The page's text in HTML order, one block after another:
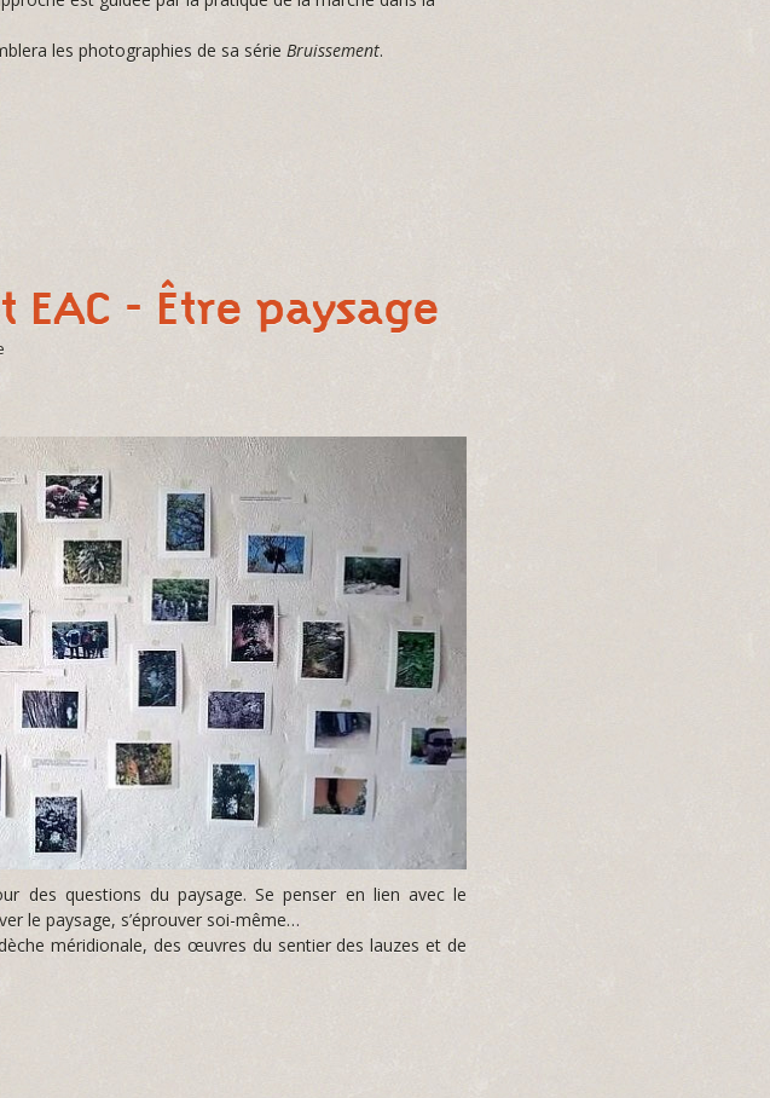
les photographies de sa série Bruissement.
- Être paysage
des questions du paysage. Se penser en lien avec le
le paysage, s’éprouver soi-même…
méridionale, des œuvres du sentier des lauzes et de